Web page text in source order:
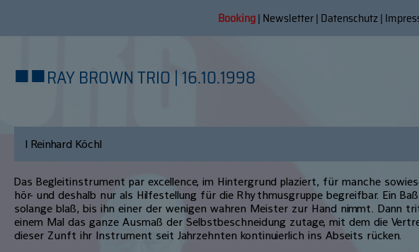
Booking| Newsletter| Datenschutz|
■■RAY BROWN TRIO | 16.10.1998
| Reinhard Köchl
Das Begleitinstrument par excellence, im Hintergrund plaziert, für manche
hör- und deshalb nur als Hilfestellung für die Rhythmusgruppe begreifbar. Ein
solange blaß, bis ihn einer der wenigen wahren Meister zur Hand nimmt. Dann
einem Mal das ganze Ausmaß der Selbstbeschneidung zutage, mit dem die
dieser Zunft ihr Instrument seit Jahrzehnten kontinuierlich ins Abseits rücken.